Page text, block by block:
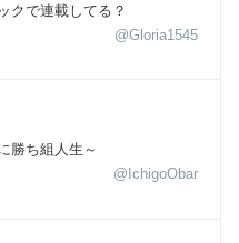
クで連載してる？
@Gloria1545
勝ち組人生～
@IchigoObar